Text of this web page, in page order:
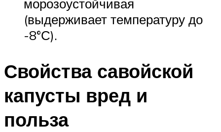
морозоустойчивая
(выдерживает температуру до
-8°С).
Свойства савойской
капусты вред и
польза